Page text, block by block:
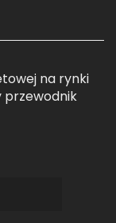
na rynki